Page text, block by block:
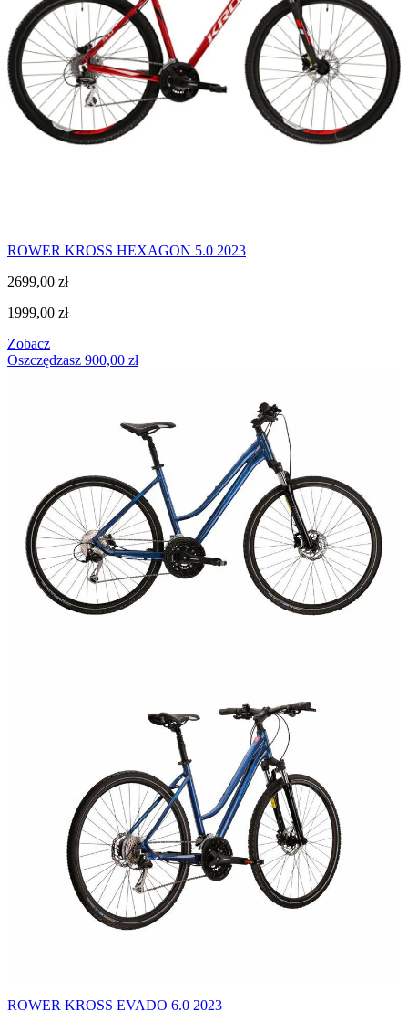
ROWER KROSS HEXAGON 5.0 2023
2699,00 zł
1999,00 zł
Zobacz
Oszczędzasz 900,00 zł
ROWER KROSS EVADO 6.0 2023